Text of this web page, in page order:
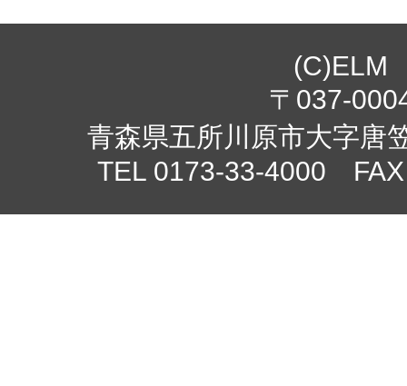
(C)ELM
〒037-
青森県五所川原市大字唐
TEL 0173-33-4000